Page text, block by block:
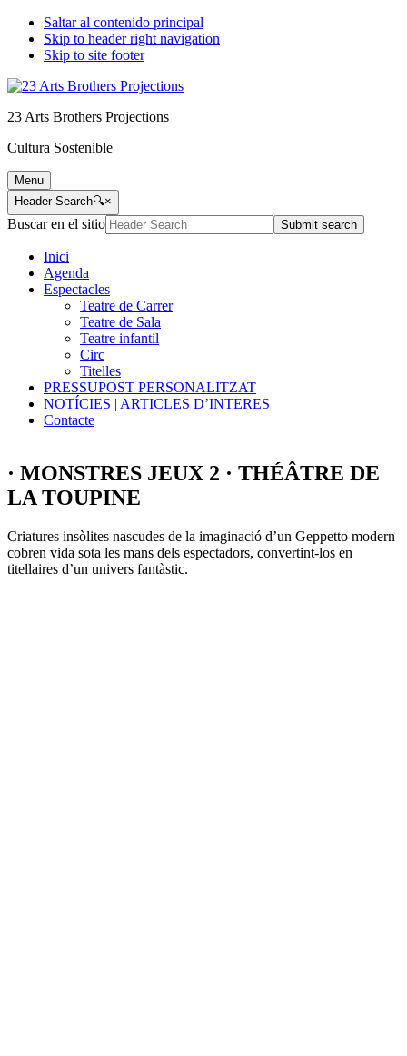
Saltar al contenido principal
Skip to header right navigation
Skip to site footer
23 Arts Brothers Projections
Cultura Sostenible
Menu
Header Search🔍×
Buscar en el sitio Submit search
Inici
Agenda
Espectacles
Teatre de Carrer
Teatre de Sala
Teatre infantil
Circ
Titelles
PRESSUPOST PERSONALITZAT
NOTÍCIES | ARTICLES D’INTERES
Contacte
· MONSTRES JEUX 2 · THÉÂTRE DE
LA TOUPINE
Criatures insòlites nascudes de la imaginació d’un Geppetto modern
cobren vida sota les mans dels espectadors, convertint-los en
titellaires d’un univers fantàstic.